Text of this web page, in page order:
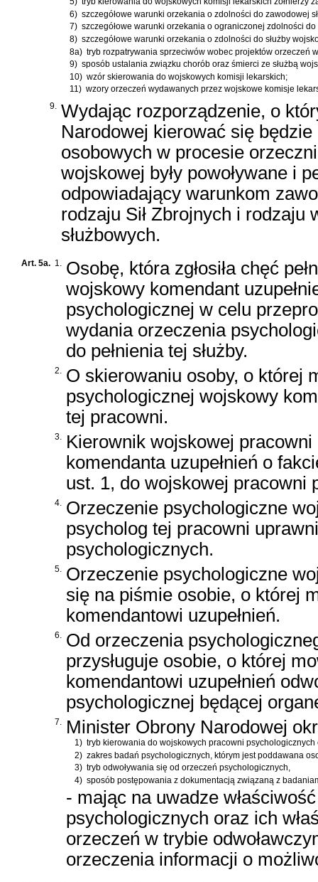
6) szczegółowe warunki orzekania o zdolności do zawodowej
7) szczegółowe warunki orzekania o ograniczonej zdolności
8) szczegółowe warunki orzekania o zdolności do służby
8a) tryb rozpatrywania sprzeciwów wobec projektów orzeczeń
9) sposób ustalania związku chorób oraz śmierci ze służbą
10) wzór skierowania do wojskowych komisji lekarskich;
11) wzory orzeczeń wydawanych przez wojskowe komisje
9. Wydając rozporządzenie, o
Narodowej kierować się
osobowych w procesie
wojskowej były powoływane i
odpowiadający warunkom
rodzaju Sił Zbrojnych i
służbowych.
Art. 5a. 1. Osobę, która zgłosiła chęć
wojskowy komendant
psychologicznej w celu
wydania orzeczenia
do pełnienia tej służby.
2. O skierowaniu osoby, o której
psychologicznej wojskowy
tej pracowni.
3. Kierownik wojskowej
komendanta uzupełnień o
ust. 1, do wojskowej pracowni
4. Orzeczenie psychologiczne
psycholog tej pracowni
psychologicznych.
5. Orzeczenie psychologiczne
się na piśmie osobie, o której
komendantowi uzupełnień.
6. Od orzeczenia
przysługuje osobie, o której
komendantowi uzupełnień
psychologicznej będącej
7. Minister Obrony Narodowej
1) tryb kierowania do wojskowych pracowni
2) zakres badań psychologicznych, którym jest poddawana
3) tryb odwoływania się od orzeczeń psychologicznych,
4) sposób postępowania z dokumentacją związaną z
- mając na uwadze
psychologicznych oraz ich
orzeczeń w trybie
orzeczenia informacji o